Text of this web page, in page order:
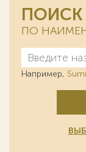
ПОИСК
ПО
Например,